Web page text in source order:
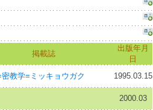
掲載誌
出版年月
日
教学=ミッキョウガク 1995.03.15
2000.03